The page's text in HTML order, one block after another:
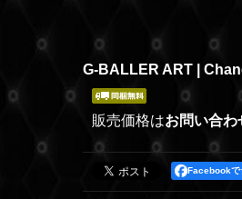
G-BALLER ART |
販売価格はお問い合わ
Facebookで